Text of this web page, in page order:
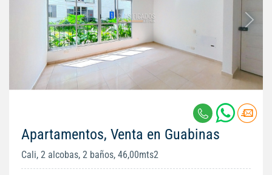
Apartamentos, Venta en Guabinas
Cali, 2 alcobas, 2 baños, 46,00mts2